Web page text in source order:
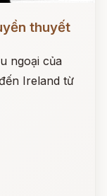
thuyết
ngoại của
Ireland từ